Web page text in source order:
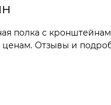
полка с
Отзывы и